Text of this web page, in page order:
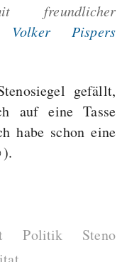
Volker Pispers
gefällt,
auf eine Tasse
habe schon eine
Politik
Steno